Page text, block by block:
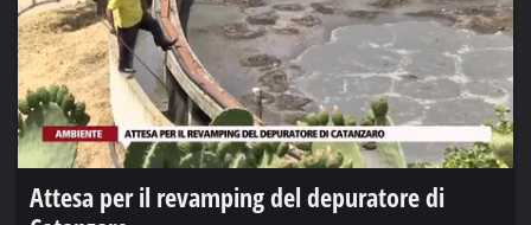
Attesa per il revamping del depuratore di